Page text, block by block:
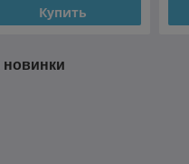
Купить